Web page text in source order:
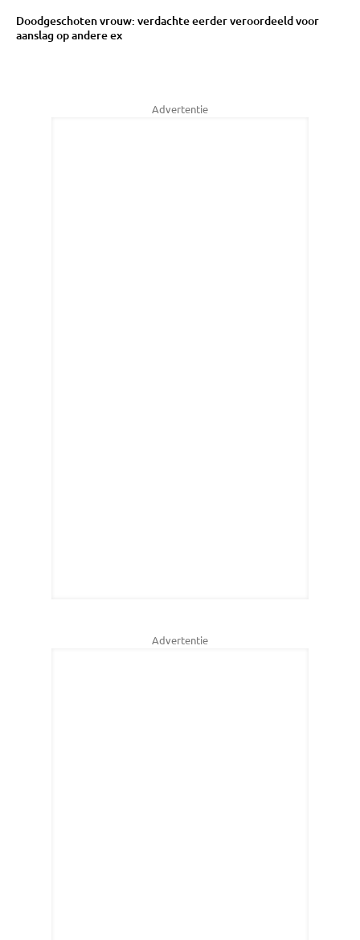
Doodgeschoten vrouw: verdachte eerder veroordeeld voor
aanslag op andere ex
Advertentie
Advertentie